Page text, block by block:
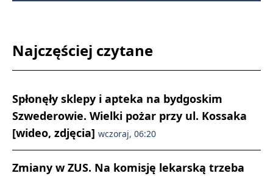
Najczęściej czytane
Spłonęły sklepy i apteka na bydgoskim
Szwederowie. Wielki pożar przy ul. Kossaka
[wideo, zdjęcia] wczoraj, 06:20
Zmiany w ZUS. Na komisję lekarską trzeba